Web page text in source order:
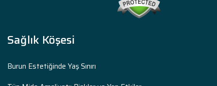
Sağlık Köşesi
Burun Estetiğinde Yaş Sınırı